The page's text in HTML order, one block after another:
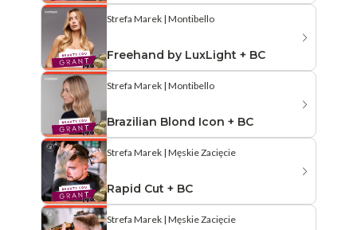
Strefa Marek | Montibello
Freehand by LuxLight + BC
Strefa Marek | Montibello
Brazilian Blond Icon + BC
Strefa Marek | Męskie Zacięcie
Rapid Cut + BC
Strefa Marek | Męskie Zacięcie